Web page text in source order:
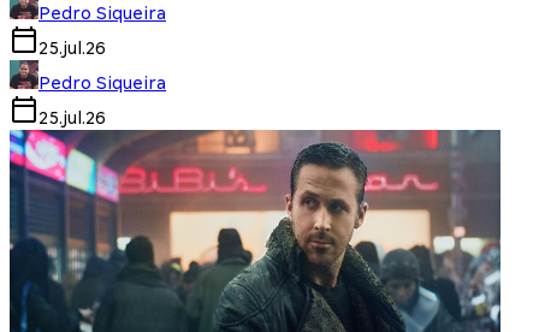
Pedro Siqueira
25.jul.26
Pedro Siqueira
25.jul.26